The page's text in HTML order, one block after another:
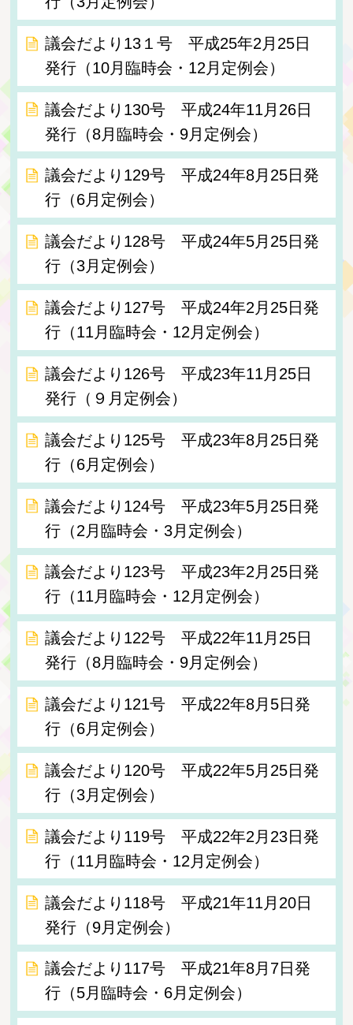
議会だより13１号 平成25年2月25日
発行（10月臨時会・12月定例会）
議会だより130号 平成24年11月26日
発行（8月臨時会・9月定例会）
議会だより129号 平成24年8月25日発
行（6月定例会）
議会だより128号 平成24年5月25日発
行（3月定例会）
議会だより127号 平成24年2月25日発
行（11月臨時会・12月定例会）
議会だより126号 平成23年11月25日
発行（９月定例会）
議会だより125号 平成23年8月25日発
行（6月定例会）
議会だより124号 平成23年5月25日発
行（2月臨時会・3月定例会）
議会だより123号 平成23年2月25日発
行（11月臨時会・12月定例会）
議会だより122号 平成22年11月25日
発行（8月臨時会・9月定例会）
議会だより121号 平成22年8月5日発
行（6月定例会）
議会だより120号 平成22年5月25日発
行（3月定例会）
議会だより119号 平成22年2月23日発
行（11月臨時会・12月定例会）
議会だより118号 平成21年11月20日
発行（9月定例会）
議会だより117号 平成21年8月7日発
行（5月臨時会・6月定例会）